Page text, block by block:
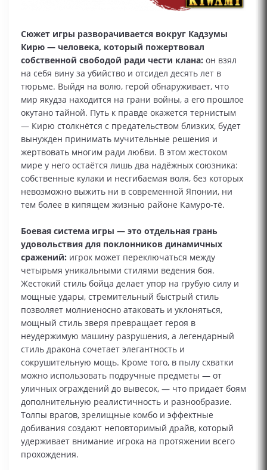
Сюжет игры разворачивается вокруг Кадзумы
Кирю — человека, который пожертвовал
собственной свободой ради чести клана: он взял
на себя вину за убийство и отсидел десять лет в
тюрьме. Выйдя на волю, герой обнаруживает, что
мир якудза находится на грани войны, а его прошлое
окутано тайной. Путь к правде окажется тернистым
— Кирю столкнётся с предательством близких, будет
вынужден принимать мучительные решения и
жертвовать многим ради любви. В этом жестоком
мире у него остаётся лишь два надёжных союзника:
собственные кулаки и несгибаемая воля, без которых
невозможно выжить ни в современной Японии, ни
тем более в кипящем жизнью районе Камуро‑тё.
Боевая система игры — это отдельная грань
удовольствия для поклонников динамичных
сражений: игрок может переключаться между
четырьмя уникальными стилями ведения боя.
Жестокий стиль бойца делает упор на грубую силу и
мощные удары, стремительный быстрый стиль
позволяет молниеносно атаковать и уклоняться,
мощный стиль зверя превращает героя в
неудержимую машину разрушения, а легендарный
стиль дракона сочетает элегантность и
сокрушительную мощь. Кроме того, в пылу схватки
можно использовать подручные предметы — от
уличных ограждений до вывесок, — что придаёт боям
дополнительную реалистичность и разнообразие.
Толпы врагов, зрелищные комбо и эффектные
добивания создают неповторимый драйв, который
удерживает внимание игрока на протяжении всего
прохождения.